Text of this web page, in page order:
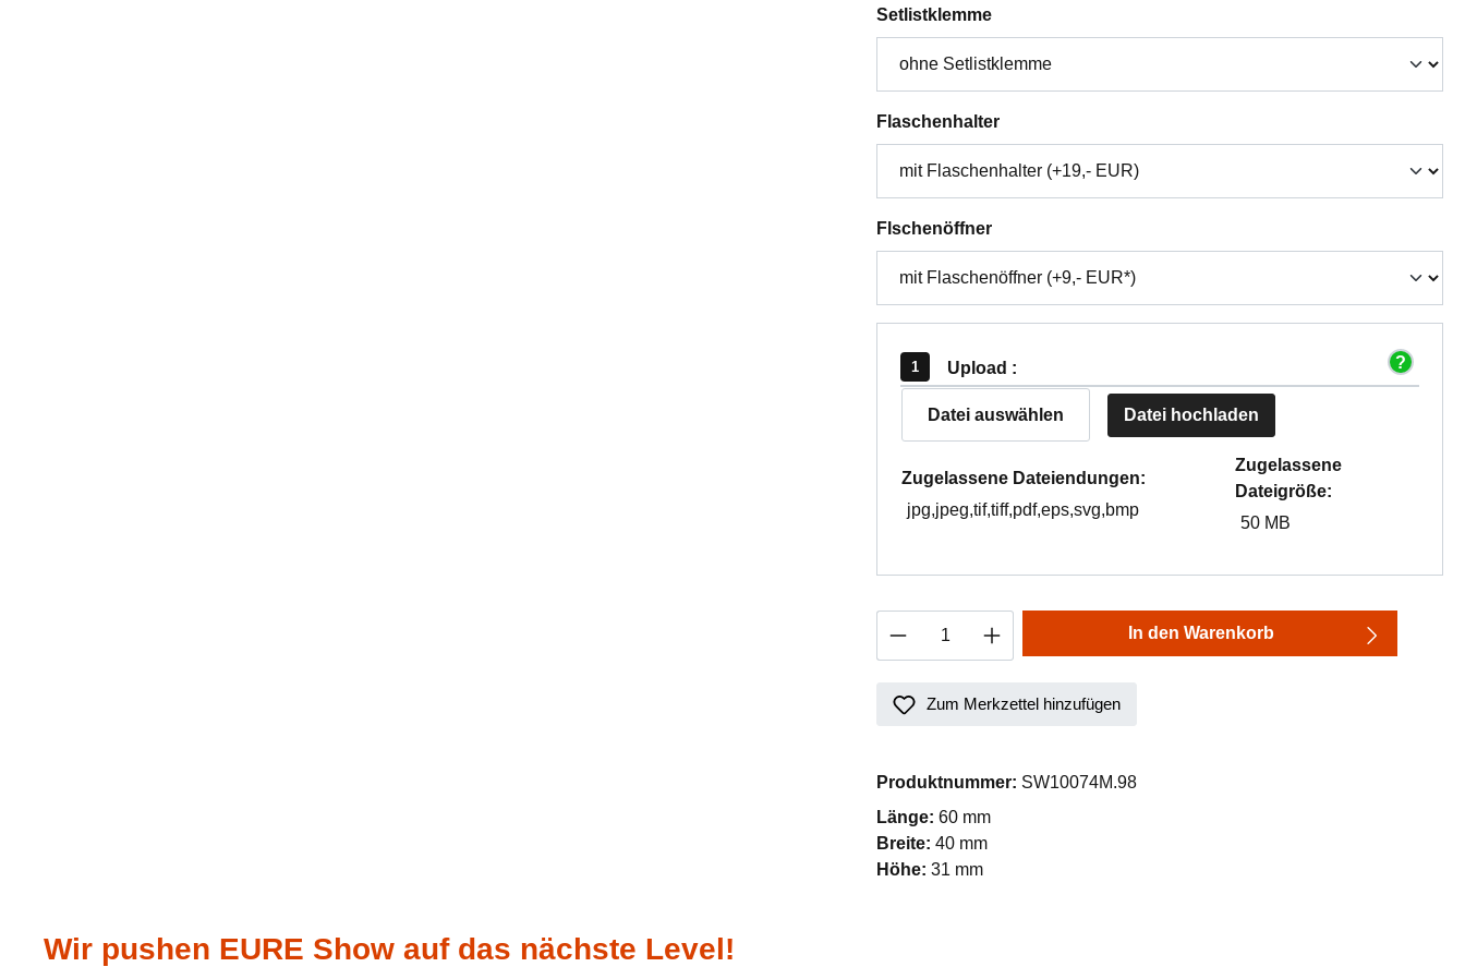
Setlistklemmeauswählen
Flaschenhalterauswählen
Flschenöffnerauswählen
Upload :
Datei auswählen Datei hochladen
Zugelassene Dateiendungen:
jpg,jpeg,tif,tiff,pdf,eps,svg,bmp
Zugelassene
Dateigröße:
50 MB
Produkt Anzahl: Gib den gewünschten Wert ein
In den Warenkorb
Zum Merkzettel hinzufügen
Produktnummer: SW10074M.98
Länge: 60 mm
Breite: 40 mm
Höhe: 31 mm
Wir pushen EURE Show auf das nächste Level!